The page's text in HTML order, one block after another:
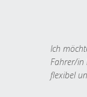
Ich
Fahrer/in
flexibel